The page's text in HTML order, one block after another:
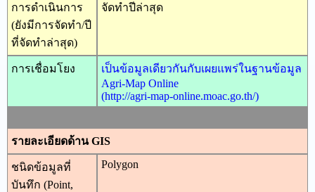
การดำเนินการ
(ยังมีการจัดทำ/ปี
ที่จัดทำล่าสุด)
จัดทำปีล่าสุด
การเชื่อมโยง
เป็นข้อมูลเดียวกันกับเผยแพร่ในฐานข้อมูล
Agri-Map Online
(http://agri-map-online.moac.go.th/)
รายละเอียดด้าน GIS
ชนิดข้อมูลที่
บันทึก (Point,
Polygon